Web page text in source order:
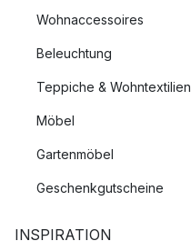
Wohnaccessoires
Beleuchtung
Teppiche & Wohntextilien
Möbel
Gartenmöbel
Geschenkgutscheine
INSPIRATION